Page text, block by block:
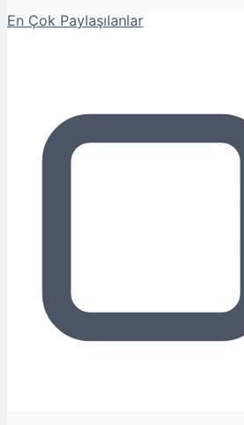
En Çok Paylaşılanlar